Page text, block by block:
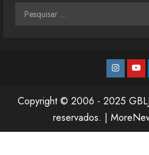
Pesquisar
Copyright © 2006 - 2025
reservados. |